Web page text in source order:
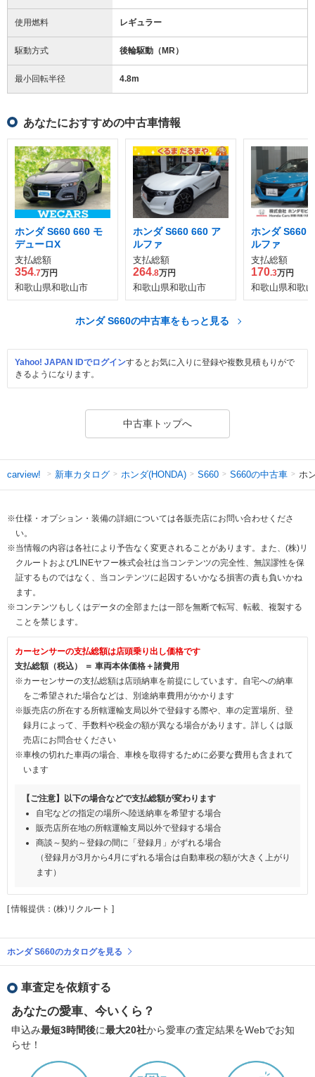
使用燃料 レギュラー
駆動方式 後輪駆動（MR）
最小回転半径 4.8m
あなたにおすすめの中古車情報
ホンダ S660 660 モ
デューロX
支払総額
354.7万円
和歌山県和歌山市
ホンダ S660 660 ア
ルファ
支払総額
264.8万円
和歌山県和歌山市
ホンダ S660
ルファ
支払総額
170.3万円
和歌山県和歌
ホンダ S660の中古車をもっと見る
Yahoo! JAPAN IDでログインするとお気に入りに登録や複数見積もりがで
きるようになります。
中古車トップへ
carview! 新車カタログ ホンダ(HONDA) S660 S660の中古車 ホ
※仕様・オプション・装備の詳細については各販売店にお問い合わせくださ
い。
※当情報の内容は各社により予告なく変更されることがあります。また、(株)リ
クルートおよびLINEヤフー株式会社は当コンテンツの完全性、無誤謬性を保
証するものではなく、当コンテンツに起因するいかなる損害の責も負いかね
ます。
※コンテンツもしくはデータの全部または一部を無断で転写、転載、複製する
ことを禁じます。
カーセンサーの支払総額は店頭乗り出し価格です
支払総額（税込） ＝ 車両本体価格＋諸費用
※カーセンサーの支払総額は店頭納車を前提にしています。自宅への納車
をご希望された場合などは、別途納車費用がかかります
※販売店の所在する所轄運輸支局以外で登録する際や、車の定置場所、登
録月によって、手数料や税金の額が異なる場合があります。詳しくは販
売店にお問合せください
※車検の切れた車両の場合、車検を取得するために必要な費用も含まれて
います
【ご注意】以下の場合などで支払総額が変わります
自宅などの指定の場所へ陸送納車を希望する場合
販売店所在地の所轄運輸支局以外で登録する場合
商談～契約～登録の間に「登録月」がずれる場合
（登録月が3月から4月にずれる場合は自動車税の額が大きく上がり
ます）
[ 情報提供：(株)リクルート ]
ホンダ S660のカタログを見る
車査定を依頼する
あなたの愛車、今いくら？
申込み最短3時間後に最大20社から愛車の査定結果をWebでお知
らせ！